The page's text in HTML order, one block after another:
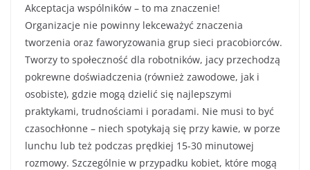
Akceptacja wspólników – to ma znaczenie!
Organizacje nie powinny lekceważyć znaczenia
tworzenia oraz faworyzowania grup sieci pracobiorców.
Tworzy to społeczność dla robotników, jacy przechodzą
pokrewne doświadczenia (również zawodowe, jak i
osobiste), gdzie mogą dzielić się najlepszymi
praktykami, trudnościami i poradami. Nie musi to być
czasochłonne – niech spotykają się przy kawie, w porze
lunchu lub też podczas prędkiej 15-30 minutowej
rozmowy. Szczególnie w przypadku kobiet, które mogą